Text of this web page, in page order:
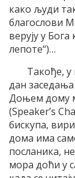
како људи
благослови
верују у
лепоте“)…
Такође, у
дан
Доњем дому
(Speaker’s
бискупа,
дома има
посланика,
мора доћи у